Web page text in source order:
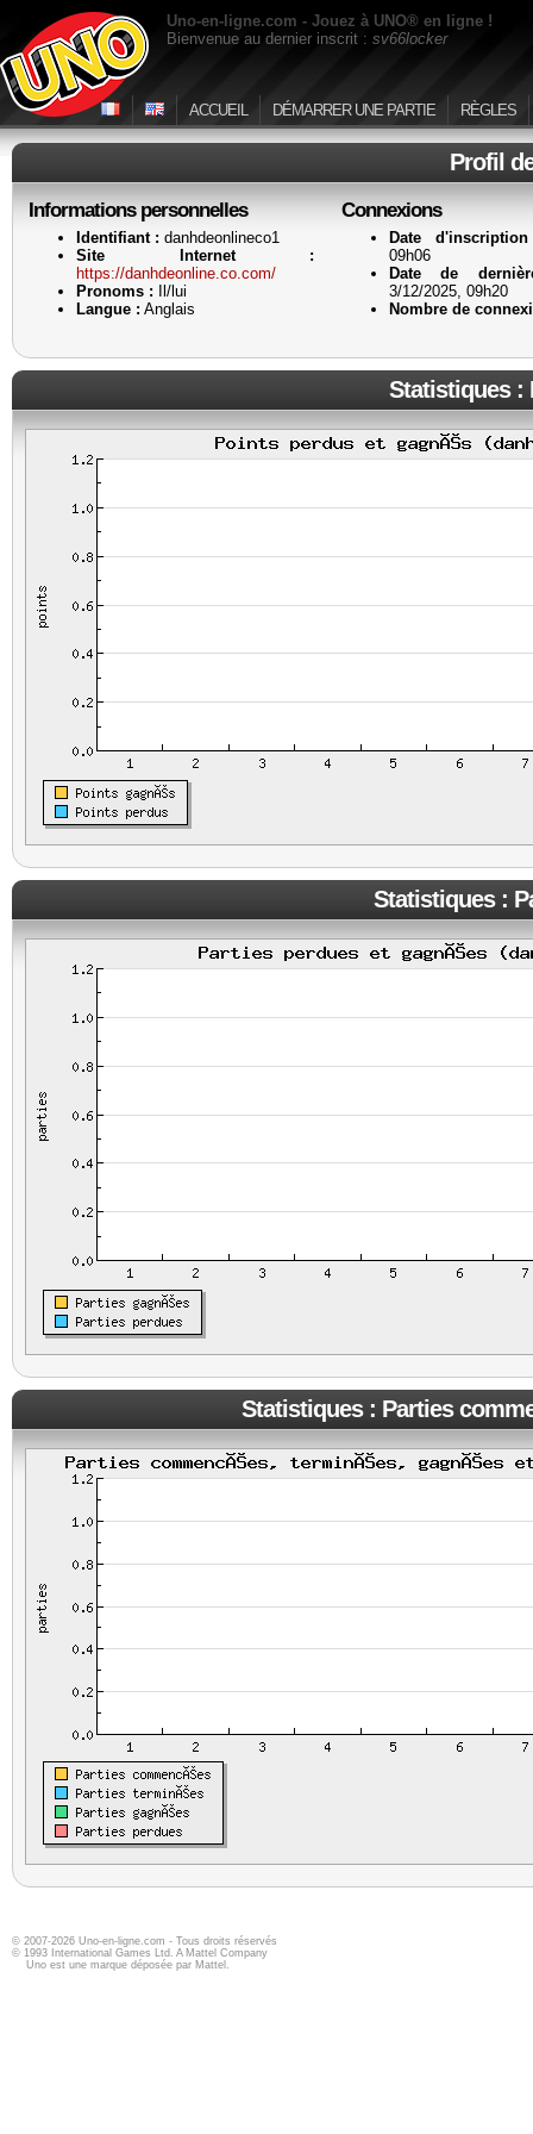
Uno-en-ligne.com - Jouez à UNO® en ligne !
Bienvenue au dernier inscrit : sv66locker
ACCUEIL DÉMARRER UNE PARTIE RÈGLES
Profil
Informations personnelles
Identifiant : danhdeonlineco1
Site Internet :
https://danhdeonline.co.com/
Pronoms : Il/lui
Langue : Anglais
Connexions
Date
09h06
Date de
3/12/2025, 09h20
Nombre de
Statistiques :
Statistiques :
Statistiques : Parties
© 2007-2026 Uno-en-ligne.com - Tous droits réservés
© 1993 International Games Ltd. A Mattel Company
Uno est une marque déposée par Mattel.